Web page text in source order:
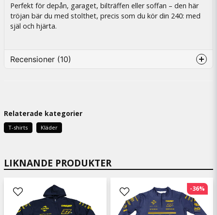
Perfekt för depån, garaget, bilträffen eller soffan – den här
tröjan bär du med stolthet, precis som du kör din 240: med
själ och hjärta.
Recensioner (10)
Gerhard
för 2 månader sedan
Allt i sin ordning, Bra.
för 4 månader sedan
för 9 månader sedan
Sitter bra och helt okej kvalitet
LIKNANDE PRODUKTER
-36%
Relaterade kategorier
T-shirts Kläder